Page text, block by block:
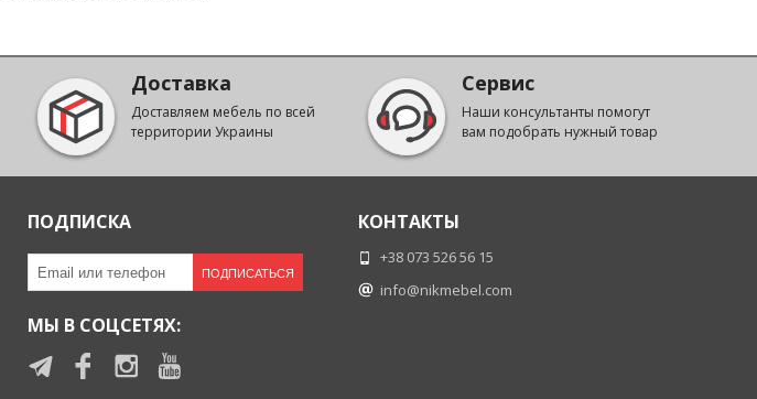
Доставка
Доставляем мебель по всей
территории Украины
Сервис
Наши консультанты помогут
вам подобрать нужный товар
ПОДПИСКА
ПОДПИСАТЬСЯ
МЫ В СОЦСЕТЯХ:
КОНТАКТЫ
+38 073 526 56 15
info@nikmebel.com